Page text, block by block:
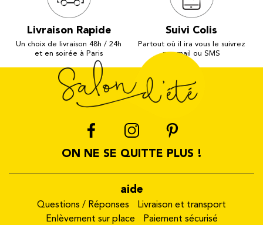
Livraison Rapide
Un choix de livraison 48h / 24h
et en soirée à Paris
Suivi Colis
Partout où il ira vous le suivrez
par mail ou SMS
ON NE SE QUITTE PLUS !
aide
Questions / Réponses
Livraison et transport
Enlèvement sur place
Paiement sécurisé